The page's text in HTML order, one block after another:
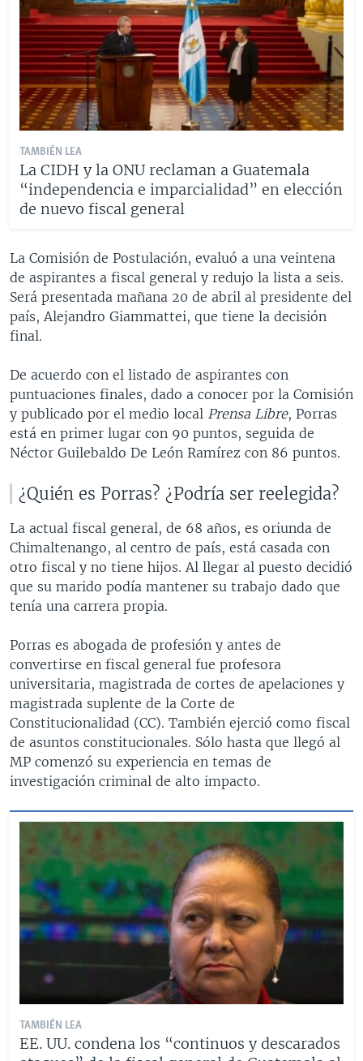
TAMBIÉN LEA
La CIDH y la ONU reclaman a Guatemala
“independencia e imparcialidad” en elección
de nuevo fiscal general
La Comisión de Postulación, evaluó a una veintena
de aspirantes a fiscal general y redujo la lista a seis.
Será presentada mañana 20 de abril al presidente del
país, Alejandro Giammattei, que tiene la decisión
final.
De acuerdo con el listado de aspirantes con
puntuaciones finales, dado a conocer por la Comisión
y publicado por el medio local Prensa Libre, Porras
está en primer lugar con 90 puntos, seguida de
Néctor Guilebaldo De León Ramírez con 86 puntos.
¿Quién es Porras? ¿Podría ser reelegida?
La actual fiscal general, de 68 años, es oriunda de
Chimaltenango, al centro de país, está casada con
otro fiscal y no tiene hijos. Al llegar al puesto decidió
que su marido podía mantener su trabajo dado que
tenía una carrera propia.
Porras es abogada de profesión y antes de
convertirse en fiscal general fue profesora
universitaria, magistrada de cortes de apelaciones y
magistrada suplente de la Corte de
Constitucionalidad (CC). También ejerció como fiscal
de asuntos constitucionales. Sólo hasta que llegó al
MP comenzó su experiencia en temas de
investigación criminal de alto impacto.
TAMBIÉN LEA
EE. UU. condena los “continuos y descarados